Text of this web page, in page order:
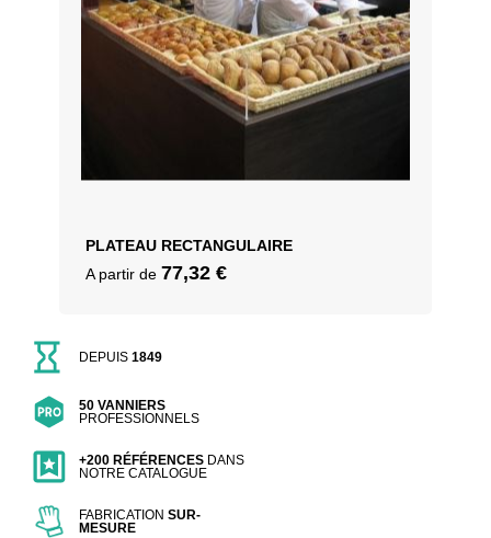
PLATEAU RECTANGULAIRE
A partir de 77,32 €
DEPUIS1849
50 VANNIERS
PROFESSIONNELS
+200 RÉFÉRENCES DANS
NOTRE CATALOGUE
FABRICATIONSUR-
MESURE